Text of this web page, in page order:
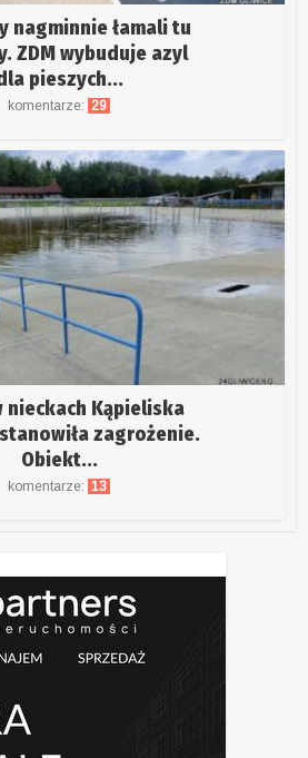
nagminnie łamali tu
ZDM wybuduje azyl
pieszych...
komentarze: 29
nieckach Kąpieliska
zagrożenie.
Obiekt...
komentarze: 13